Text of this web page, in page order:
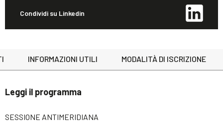
Condividi su Linkedin
INFORMAZIONI UTILI MODALITÀ DI ISCRIZIONE
Leggi il programma
SESSIONE ANTIMERIDIANA